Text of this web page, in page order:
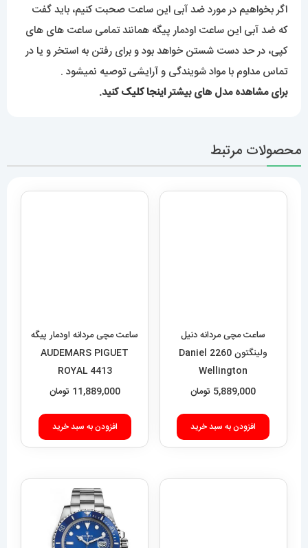
اگر بخواهیم در مورد ضد آبی این ساعت صحبت کنیم، باید گفت
که ضد آبی این ساعت اودمار پیگه همانند تمامی ساعت های های
کپی، در حد دست شستن خواهد بود و برای رفتن به استخر و یا در
تماس مداوم با مواد شویندگی و آرایشی توصیه نمیشود .
برای مشاهده مدل های بیشتراینجا کلیککنید.
محصولات مرتبط
ساعت مچی مردانه دنیل
ولینگتون 2260 Daniel
Wellington
5,889,000 تومان
افزودن به سبد خرید
11,889,000 تومان
افزودن به سبد خرید